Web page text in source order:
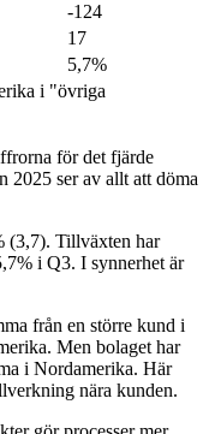
-124
17
5,7%
i "övriga
för det fjärde
2025 ser av allt att döma
(3,7). Tillväxten har
i Q3. I synnerhet är
från en större kund i
Men bolaget har
i Nordamerika. Här
nära kunden.